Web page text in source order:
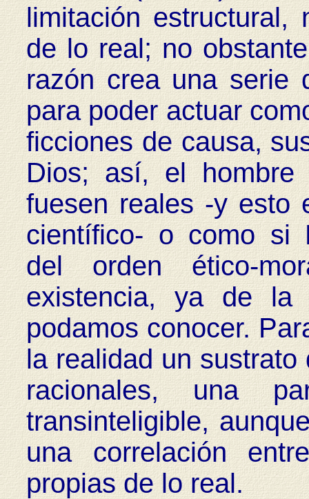
limitación
de lo real; no
razón crea una serie
para poder actuar
ficciones de causa,
Dios; así, el
fuesen reales -y esto
científico- o como si
del orden ético-
existencia, ya de
podamos conocer.
la realidad un
racionales, una
transinteligible,
una correlación
propias de lo real.